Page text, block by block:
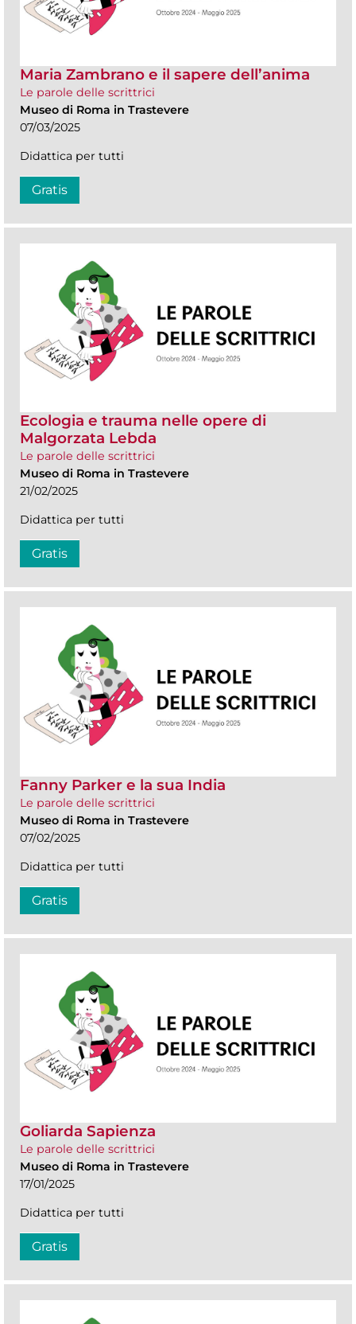
Maria Zambrano e il sapere dell’anima
Le parole delle scrittrici
Museo di Roma in Trastevere
07/03/2025
Didattica per tutti
Gratis
Ecologia e trauma nelle opere di
Malgorzata Lebda
Le parole delle scrittrici
Museo di Roma in Trastevere
21/02/2025
Didattica per tutti
Gratis
Fanny Parker e la sua India
Le parole delle scrittrici
Museo di Roma in Trastevere
07/02/2025
Didattica per tutti
Gratis
Goliarda Sapienza
Le parole delle scrittrici
Museo di Roma in Trastevere
17/01/2025
Didattica per tutti
Gratis